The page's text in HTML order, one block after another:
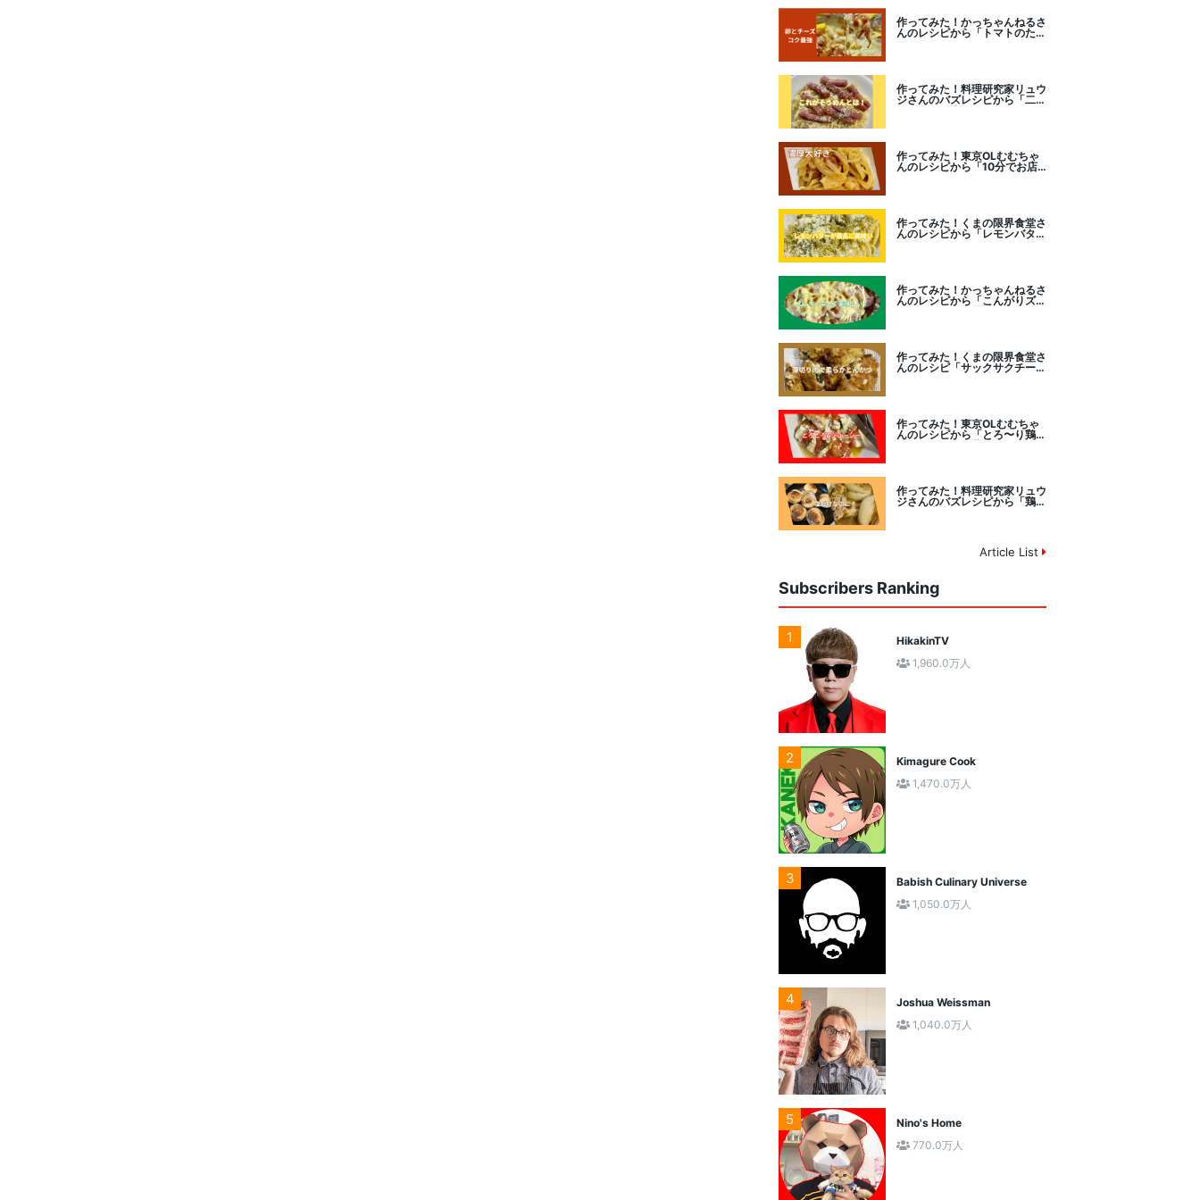
作ってみた！かっちゃんねるさ
んのレシピから「トマトのたま
作ってみた！料理研究家リュウ
ジさんのバズレシピから「二度
作ってみた！東京OLむむちゃ
んのレシピから「10分でお店
作ってみた！くまの限界食堂さ
んのレシピから「レモンバター
作ってみた！かっちゃんねるさ
んのレシピから「こんがりズッ
作ってみた！くまの限界食堂さ
んのレシピ「サックサクチーズ
作ってみた！東京OLむむちゃ
んのレシピから「とろ〜り鶏む
作ってみた！料理研究家リュウ
ジさんのバズレシピから「鶏の
Article List
Subscribers Ranking
1
HikakinTV
1,960.0万人
2
Kimagure Cook
1,470.0万人
3
Babish Culinary Universe
1,050.0万人
4
Joshua Weissman
1,040.0万人
5
Nino's Home
770.0万人